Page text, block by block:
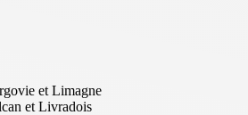
et Limagne
et Livradois